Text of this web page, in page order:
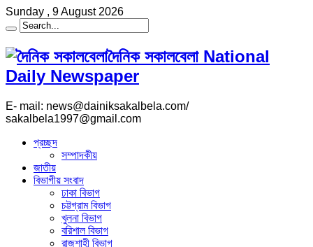
Sunday , 9 August 2026
দৈনিক সকালবেলা National
Daily Newspaper
E- mail: news@dainiksakalbela.com/
sakalbela1997@gmail.com
প্রচ্ছদ
সম্পাদকীয়
জাতীয়
বিভাগীয় সংবাদ
ঢাকা বিভাগ
চট্টগ্রাম বিভাগ
খুলনা বিভাগ
বরিশাল বিভাগ
রাজশাহী বিভাগ